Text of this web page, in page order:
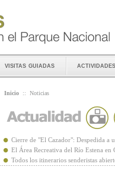
visitas guiadas actividades
Inicio :: Noticias
Cierre de "El Cazador": Despedida a
El Área Recreativa del Río Estena
Todos los itinerarios senderistas